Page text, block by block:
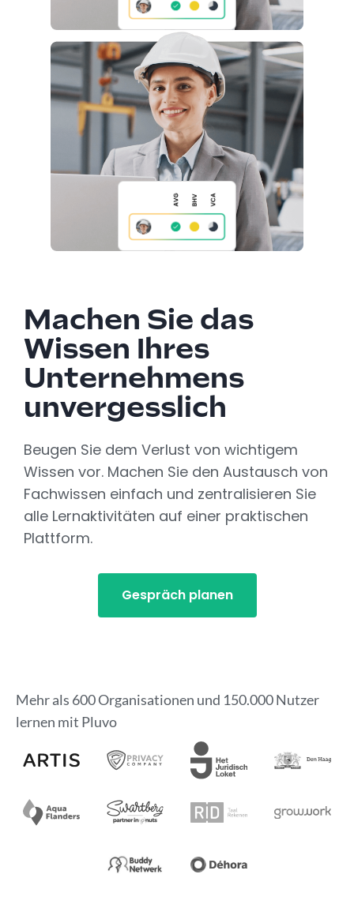
Machen Sie das
Wissen Ihres
Unternehmens
unvergesslich
Beugen Sie dem Verlust von wichtigem
Wissen vor. Machen Sie den Austausch von
Fachwissen einfach und zentralisieren Sie
alle Lernaktivitäten auf einer praktischen
Plattform.
Gespräch planen
Mehr als 600 Organisationen und 150.000 Nutzer
lernen mit Pluvo